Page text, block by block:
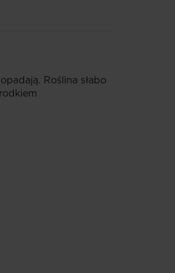
Roślina słabo